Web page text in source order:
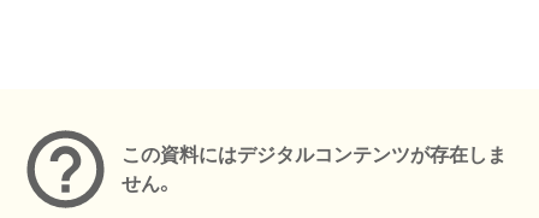
この資料にはデジタルコンテンツが存在しま
せん。